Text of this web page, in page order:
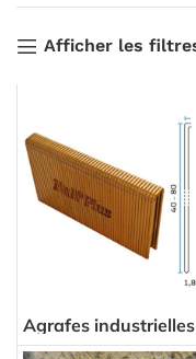
Afficher les
Agrafes
11,3*50